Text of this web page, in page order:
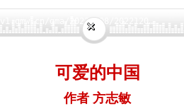
可爱的中国
作者 方志敏